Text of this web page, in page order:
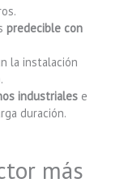
predecible con
la instalación
industrialese
duración.
más